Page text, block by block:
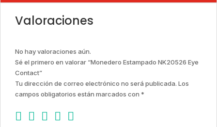
Valoraciones
No hay valoraciones aún.
Sé el primero en valorar “Monedero Estampado NK20526 Eye
Contact”
Tu dirección de correo electrónico no será publicada. Los
campos obligatorios están marcados con *